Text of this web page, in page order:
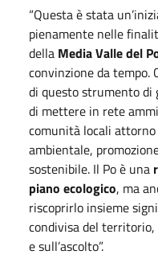
“Questa è stata
pienamente nelle
della Media Valle del
convinzione da tempo.
di questo strumento di
di mettere in rete
comunità locali
ambientale,
sostenibile. Il Po è una
piano ecologico, ma
riscoprirlo insieme
condivisa del
e sull’ascolto”.